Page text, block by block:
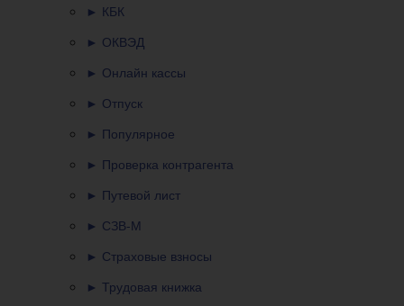
► КБК
► ОКВЭД
► Онлайн кассы
► Отпуск
► Популярное
► Проверка контрагента
► Путевой лист
► СЗВ-М
► Страховые взносы
► Трудовая книжка